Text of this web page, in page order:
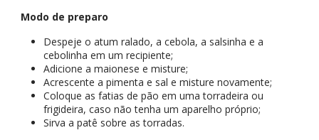
Modo de preparo
Despeje o atum ralado, a cebola, a salsinha e a
cebolinha em um recipiente;
Adicione a maionese e misture;
Acrescente a pimenta e sal e misture novamente;
Coloque as fatias de pão em uma torradeira ou
frigideira, caso não tenha um aparelho próprio;
Sirva a patê sobre as torradas.